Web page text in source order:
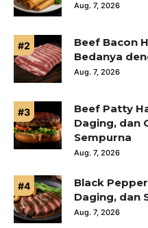
Aug. 7, 2026
Beef Bacon
Bedanya
Aug. 7, 2026
Beef Patty
Daging, dan
Sempurna
Aug. 7, 2026
Black
Daging, dan
Aug. 7, 2026